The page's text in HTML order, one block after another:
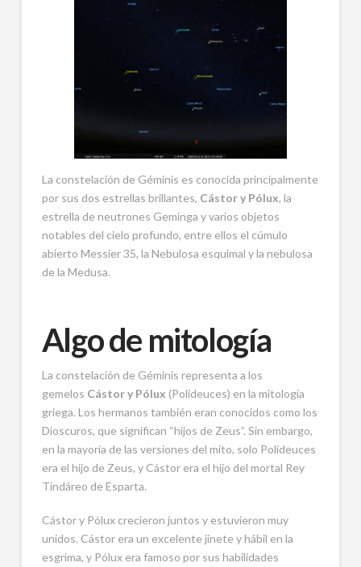
La constelación de Géminis es conocida principalmente
por sus dos estrellas brillantes, Cástor y Pólux, la
estrella de neutrones Geminga y varios objetos
notables del cielo profundo, entre ellos el cúmulo
abierto Messier 35, la Nebulosa esquimal y la nebulosa
de la Medusa.
Algo de mitología
La constelación de Géminis representa a los
gemelos Cástor y Pólux (Polideuces) en la mitología
griega. Los hermanos también eran conocidos como los
Dioscuros, que significan “hijos de Zeus”. Sin embargo,
en la mayoría de las versiones del mito, solo Polideuces
era el hijo de Zeus, y Cástor era el hijo del mortal Rey
Tindáreo de Esparta.
Cástor y Pólux crecieron juntos y estuvieron muy
unidos. Cástor era un excelente jinete y hábil en la
esgrima, y Pólux era famoso por sus habilidades